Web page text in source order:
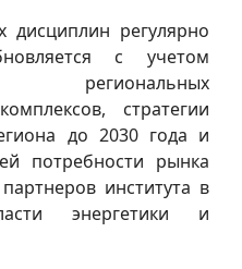
регулярно
с учетом
стратегии
до 2030 года и
потребности рынка
института в
энергетики и